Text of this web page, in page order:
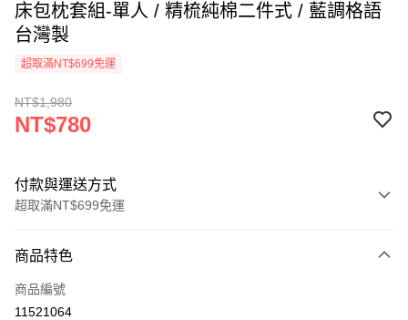
床包枕套組-單人 / 精梳純棉二件式 / 藍調格語
台灣製
超取滿NT$699免運
NT$1,980
NT$780
付款與運送方式
超取滿NT$699免運
信用卡一次付款
信用卡分期付款
商品特色
商品編號
11521064